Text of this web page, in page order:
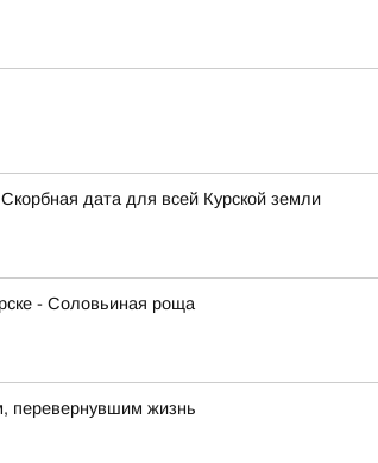
дата для всей Курской земли
- Соловьиная роща
перевернувшим жизнь